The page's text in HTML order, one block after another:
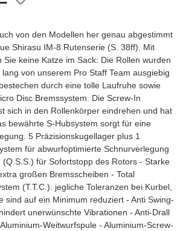
von den Modellen her genau abgestimmt
Shirasu IM-8 Rutenserie (S. 38ff). Mit
Sie keine Katze im Sack: Die Rollen wurden
von unserem Pro Staff Team ausgiebig
durch eine tolle Laufruhe sowie
Disc Bremssystem. Die Screw-In
sich in den Rollenkörper eindrehen und hat
bewährte S-Hubsystem sorgt für eine
5 Präzisionskugellager plus 1
für abwurfoptimierte Schnurverlegung
für Sofortstopp des Rotors - Starke
großen Bremsscheiben - Total
(T.T.C.): jegliche Toleranzen bei Kurbel,
sind auf ein Minimum reduziert - Anti Swing-
unerwünschte Vibrationen - Anti-Drall
Weitwurfspule - Aluminium-Screw-